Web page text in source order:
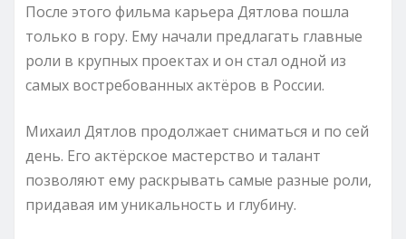
После этого фильма карьера Дятлова пошла
только в гору. Ему начали предлагать главные
роли в крупных проектах и он стал одной из
самых востребованных актёров в России.
Михаил Дятлов продолжает сниматься и по сей
день. Его актёрское мастерство и талант
позволяют ему раскрывать самые разные роли,
придавая им уникальность и глубину.